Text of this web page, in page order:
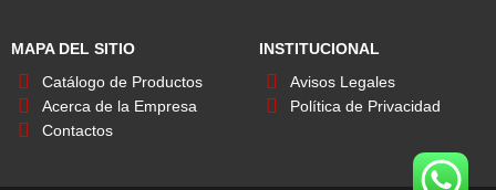
o
o
a
MAPA DEL SITIO
Catálogo de Productos
Acerca de la Empresa
Contactos
INSTITUCIONAL
Avisos Legales
Política de Privacidad